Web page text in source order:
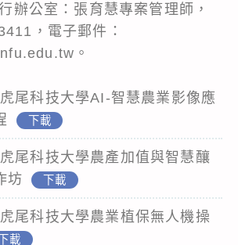
辦公室：張育慧專案管理師，
，電子郵件：
。
尾科技大學AI-智慧農業影像應
下載
尾科技大學農產加值與智慧釀
坊
下載
尾科技大學農業植保無人機操
下載